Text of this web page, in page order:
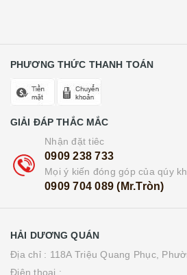
PHƯƠNG THỨC THANH TOÁN
GIẢI ĐÁP THẮC MẮC
Nhận đặt tiêc
0909 238 733
Mọi ý kiến đóng góp của qúy
0909 704 089 (Mr.Tròn)
HẢI DƯƠNG QUÁN
Địa chỉ : 118A Triệu Quang Phục,
Điện thoại :